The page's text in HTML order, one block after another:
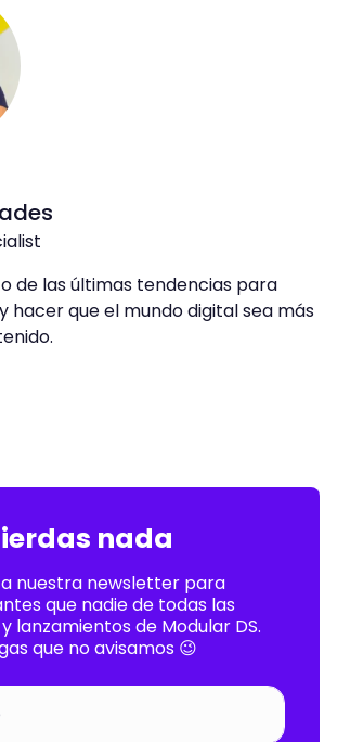
de las últimas tendencias para
hacer que el mundo digital sea más
nada
nuestra newsletter para
que nadie de todas las
lanzamientos de Modular DS.
que no avisamos 😉